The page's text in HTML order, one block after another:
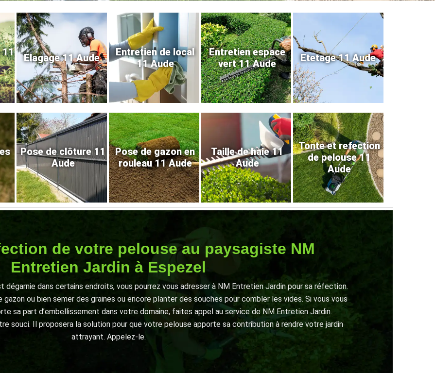
11
Elagage 11 Aude
Entretien de local
11 Aude
Entretien espace
vert 11 Aude
Etetage 11 Aude
Pose de clôture 11
Aude
Pose de gazon en
rouleau 11 Aude
Taille de haie 11
Aude
Tonte et refection
de pelouse 11
Aude
de votre pelouse au paysagiste NM
Entretien Jardin à Espezel
dans certains endroits, vous pourrez vous adresser à NM Entretien Jardin pour sa réfection.
ou bien semer des graines ou encore planter des souches pour combler les vides. Si vous vous
sa part d’embellissement dans votre domaine, faites appel au service de NM Entretien Jardin.
souci. Il proposera la solution pour que votre pelouse apporte sa contribution à rendre votre jardin
attrayant. Appelez-le.